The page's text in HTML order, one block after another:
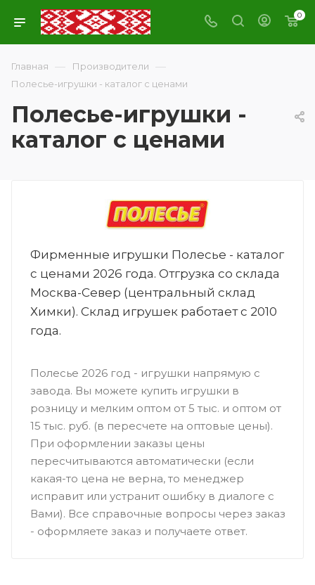
0
Главная — Производители —
Полесье-игрушки - каталог с ценами
Полесье-игрушки -
каталог с ценами
Фирменные игрушки Полесье - каталог
с ценами 2026 года. Отгрузка со склада
Москва-Север (центральный склад
Химки). Склад игрушек работает с 2010
года.
Полесье 2026 год - игрушки напрямую с
завода. Вы можете купить игрушки в
розницу и мелким оптом от 5 тыс. и оптом от
15 тыс. руб. (в пересчете на оптовые цены).
При оформлении заказы цены
пересчитываются автоматически (если
какая-то цена не верна, то менеджер
исправит или устранит ошибку в диалоге с
Вами). Все справочные вопросы через заказ
- оформляете заказ и получаете ответ.